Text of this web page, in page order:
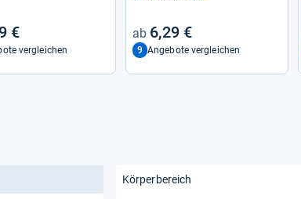
€
vergleichen
6,29 €
9 Angebote vergleichen
Körperbereich